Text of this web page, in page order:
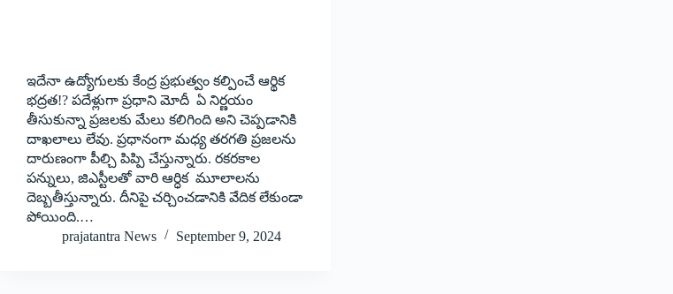
ఇదేనా ఉద్యోగులకు కేంద్ర ప్రభుత్వం కల్పించే ఆర్థిక
భద్రత!? పదేళ్లుగా ప్రధాని మోదీ ఏ నిర్ణయం
తీసుకున్నా ప్రజలకు మేలు కలిగింది అని చెప్పడానికి
దాఖలాలు లేవు. ప్రధానంగా మధ్య తరగతి ప్రజలను
దారుణంగా పీల్చి పిప్పి చేస్తున్నారు. రకరకాల
పన్నులు, జిఎస్టీలతో వారి ఆర్ధిక మూలాలను
దెబ్బతీస్తున్నారు. దీనిపై చర్చించడానికి వేదిక లేకుండా
పోయింది.…
prajatantra News
September 9, 2024